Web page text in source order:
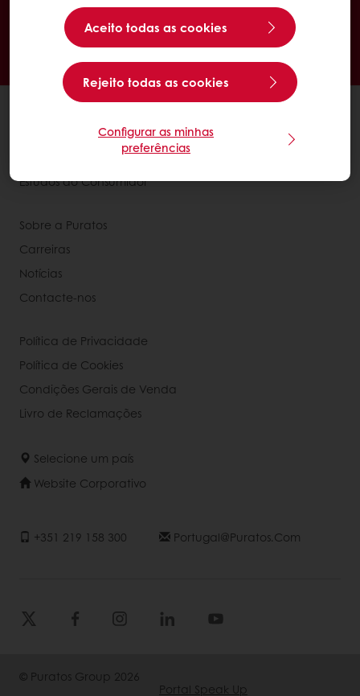
Aceito todas as cookies
Rejeito todas as cookies
Configurar as minhas
preferências
Pagamento online disponível
Promoções exclusivas
Tenha acesso à sua informação financeira
Estudos ao Consumidor
Sobre a Puratos
Carreiras
Notícias
Contacte-nos
Política de Privacidade
Política de Cookies
Condições Gerais de Venda
Livro de Reclamações
Selecione um país
Website Corporativo
+351 219 158 300 Portugal@puratos.com
© Puratos Group 2026
Portal Speak Up